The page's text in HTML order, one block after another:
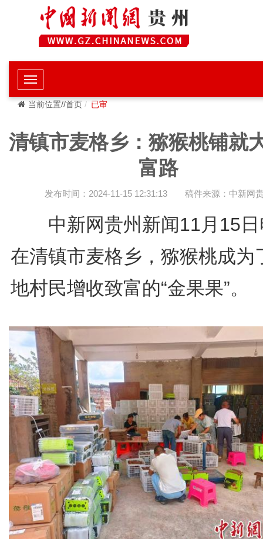
当前位置//首页 已审
清镇市麦格乡：猕猴桃铺就
富路
发布时间：2024-11-15 12:31:13 稿件来源：中新网
中新网贵州新闻11月15
在清镇市麦格乡，猕猴桃成为
地村民增收致富的“金果果”。